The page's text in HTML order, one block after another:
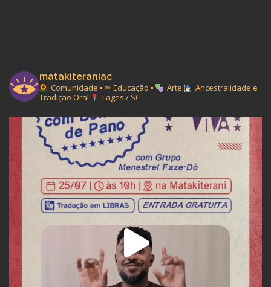
matakiteraniac
Comunidade ▪︎ ✏ Educação ▪︎ Arte
Ancestralidade e
Tradição Oral
Lages / SC